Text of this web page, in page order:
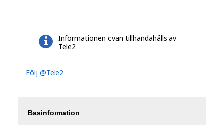
Informationen ovan tillhandahålls av
Tele2
Följ @Tele2
Basinformation